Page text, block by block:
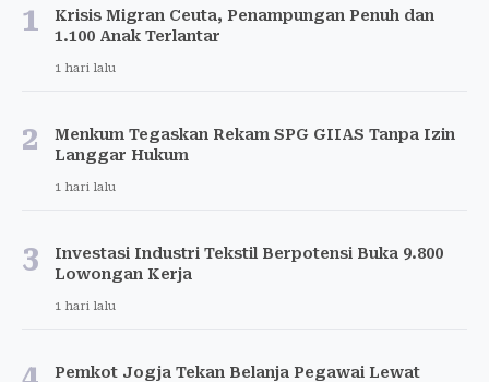
1
Krisis Migran Ceuta, Penampungan Penuh dan
1.100 Anak Terlantar
1 hari lalu
2
Menkum Tegaskan Rekam SPG GIIAS Tanpa Izin
Langgar Hukum
1 hari lalu
3
Investasi Industri Tekstil Berpotensi Buka 9.800
Lowongan Kerja
1 hari lalu
Pemkot Jogja Tekan Belanja Pegawai Lewat